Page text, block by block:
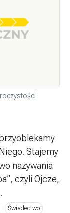
Stajemy
nazywania
czyli Ojcze,
Świadectwo